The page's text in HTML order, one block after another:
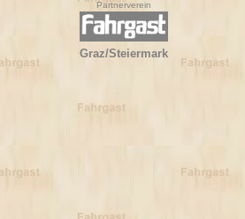
Partnerverein
Graz/Steiermark